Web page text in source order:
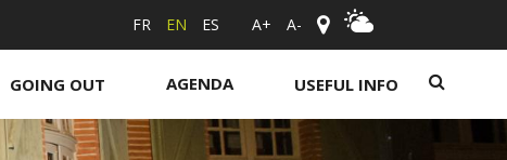
A+ A-
FR EN ES
GOING OUT AGENDA USEFUL INFO